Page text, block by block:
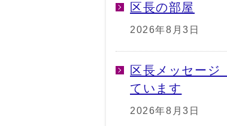
区長の部屋
2026年8月3日
区長メッセー
ています
2026年8月3日